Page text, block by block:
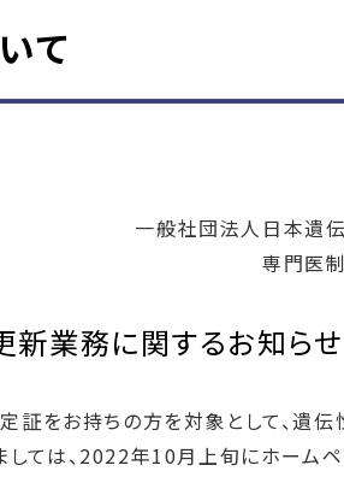
て
一般社団法人日本遺
専門医
業務に関するお知らせ
をお持ちの方を対象として、遺伝
ては、2022年10月上旬にホーム